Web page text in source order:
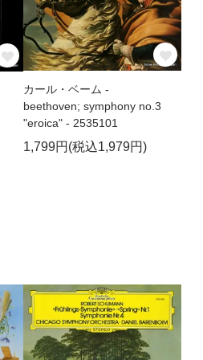
カール・ベーム -
beethoven; symphony no.3
"eroica" - 2535101
1,799円(税込1,979円)